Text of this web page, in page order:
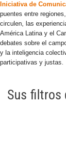
Iniciativa de
puentes entre
circulen, las
América Latina y el
debates sobre el
y la inteligencia
participativas y justas.
Sus filtros